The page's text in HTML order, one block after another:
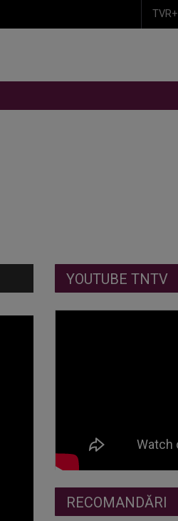
TVR+
YOUTUBE TNTV
RECOMANDĂRI